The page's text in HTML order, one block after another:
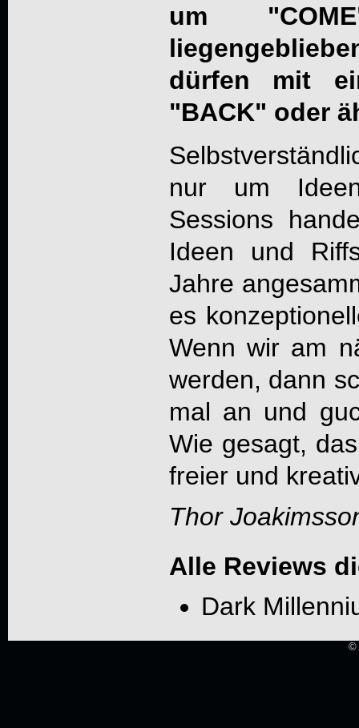
um
dürfen mit
"BACK" oder
nur um
Sessions
Ideen und
Jahre
es
Wenn wir am
werden, dann
mal an und
Wie gesagt,
freier und
Thor
Alle Reviews
Dark
©